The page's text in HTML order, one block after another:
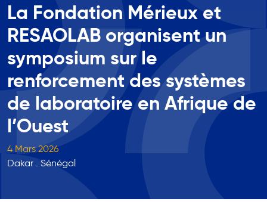
La Fondation Mérieux et
RESAOLAB organisent un
symposium sur le
renforcement des systèmes
de laboratoire en Afrique de
l’Ouest
4 Mars 2026
Dakar . Sénégal